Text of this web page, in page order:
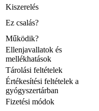
Kiszerelés
Ez csalás?
Működik?
Ellenjavallatok és
mellékhatások
Tárolási feltételek
Értékesítési feltételek a
gyógyszertárban
Fizetési módok